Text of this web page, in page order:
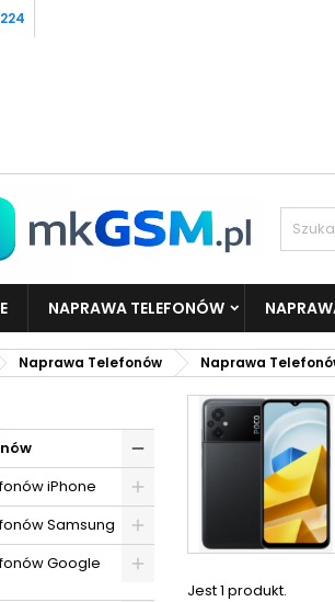
NAPRAWA TELEFONÓW
Naprawa Telefonów Naprawa
iPhone
Samsung
Google
Jest 1 produkt.